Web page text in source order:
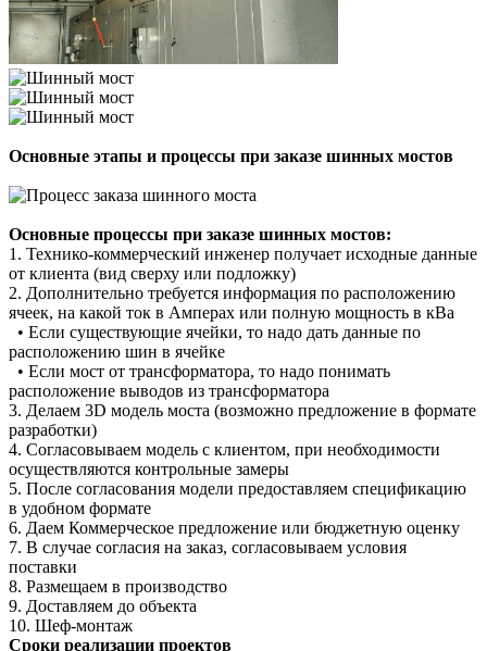
Основные этапы и процессы при заказе шинных мостов
Основные процессы при заказе шинных мостов:
1. Технико-коммерческий инженер получает исходные данные
от клиента (вид сверху или подложку)
2. Дополнительно требуется информация по расположению
ячеек, на какой ток в Амперах или полную мощность в кВа
• Если существующие ячейки, то надо дать данные по
расположению шин в ячейке
• Если мост от трансформатора, то надо понимать
расположение выводов из трансформатора
3. Делаем 3D модель моста (возможно предложение в формате
разработки)
4. Согласовываем модель с клиентом, при необходимости
осуществляются контрольные замеры
5. После согласования модели предоставляем спецификацию
в удобном формате
6. Даем Коммерческое предложение или бюджетную оценку
7. В случае согласия на заказ, согласовываем условия
поставки
8. Размещаем в производство
9. Доставляем до объекта
10. Шеф-монтаж
Сроки реализации проектов